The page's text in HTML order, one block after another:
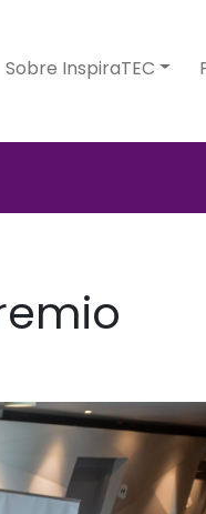
Sobre InspiraTEC